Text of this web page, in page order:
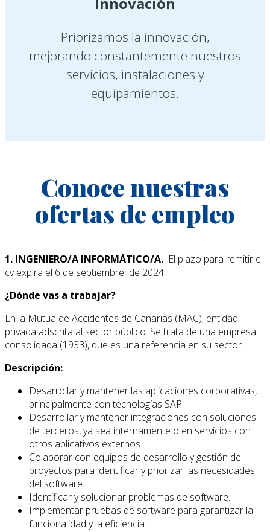
Priorizamos la innovación,
mejorando constantemente nuestros
servicios, instalaciones y
equipamientos.
Conoce nuestras
ofertas de empleo
1. INGENIERO/A INFORMÁTICO/A. El plazo para remitir el
cv expira el 6 de septiembre de 2024.
¿Dónde vas a trabajar?
En la Mutua de Accidentes de Canarias (MAC), entidad
privada adscrita al sector público. Se trata de una empresa
consolidada (1933), que es una referencia en su sector.
Descripción:
Desarrollar y mantener las aplicaciones corporativas,
principalmente con tecnologías SAP.
Desarrollar y mantener integraciones con soluciones
de terceros, ya sea internamente o en servicios con
otros aplicativos externos.
Colaborar con equipos de desarrollo y gestión de
proyectos para identificar y priorizar las necesidades
del software.
Identificar y solucionar problemas de software.
Implementar pruebas de software para garantizar la
funcionalidad y la eficiencia.